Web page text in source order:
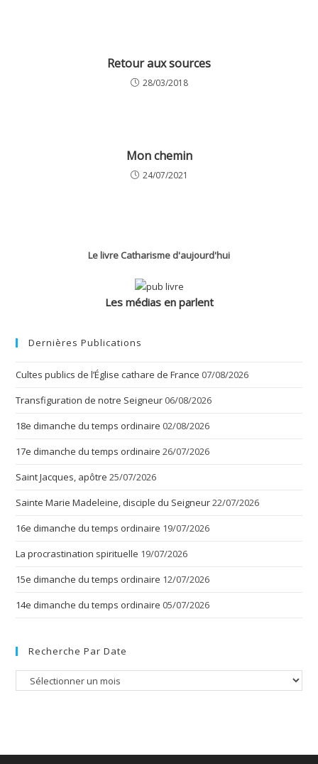
Retour aux sources
28/03/2018
Mon chemin
24/07/2021
Le livre Catharisme d'aujourd'hui
Les médias en parlent
Dernières Publications
Cultes publics de l’Église cathare de France 07/08/2026
Transfiguration de notre Seigneur 06/08/2026
18e dimanche du temps ordinaire 02/08/2026
17e dimanche du temps ordinaire 26/07/2026
Saint Jacques, apôtre 25/07/2026
Sainte Marie Madeleine, disciple du Seigneur22/07/2026
16e dimanche du temps ordinaire 19/07/2026
La procrastination spirituelle 19/07/2026
15e dimanche du temps ordinaire 12/07/2026
14e dimanche du temps ordinaire 05/07/2026
Recherche Par Date
Recherche